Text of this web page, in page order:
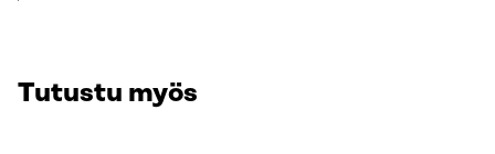
Tutustu myös